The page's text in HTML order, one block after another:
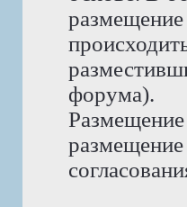
форума).
размещение